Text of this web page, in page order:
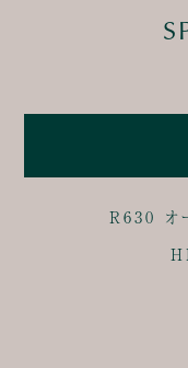
R630 オ